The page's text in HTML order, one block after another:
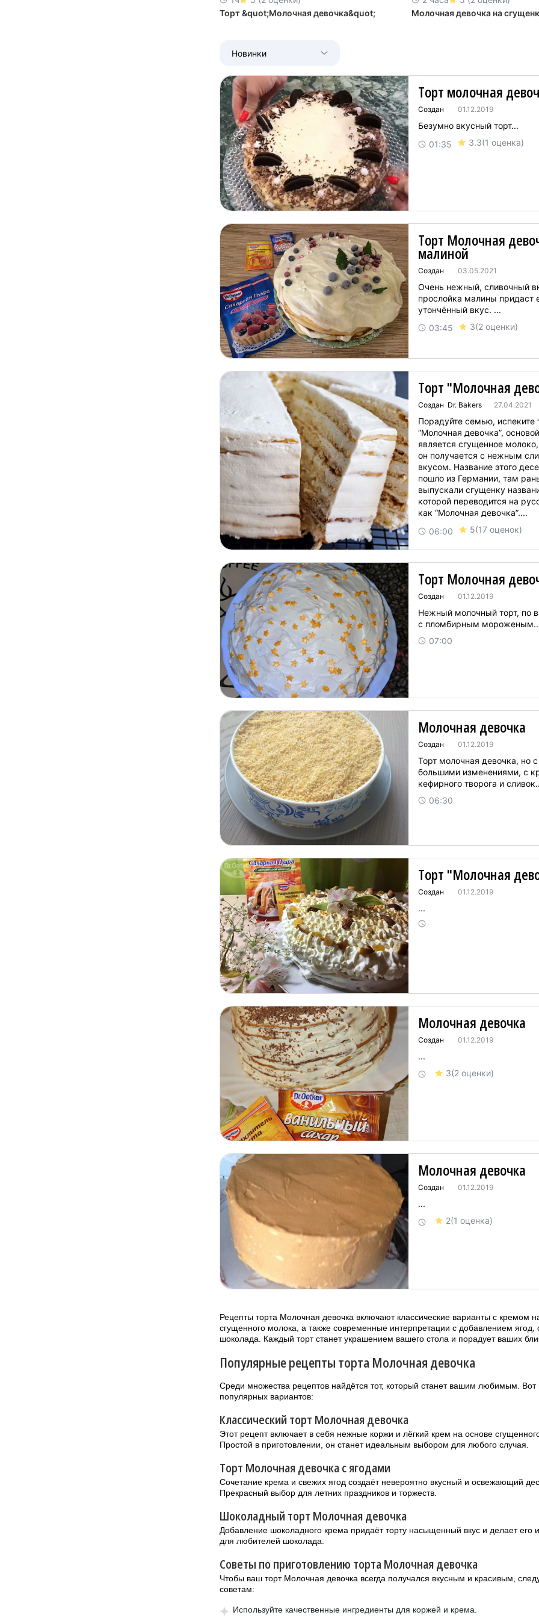
Торт &quot;Молочная девочка&quot;
Молочная девочка на
Новинки
Торт молочная
Создан 01.12.2019
01:35 3.3(1 оценка)
Безумно вкусный торт...
Торт Молочная
малиной
Создан 03.05.2021
03:45 3(2 оценки)
Очень нежный, сливочный
прослойка малины придаст
утончённый вкус. ...
Торт "Молочная
Создан Dr. Bakers 27.04.2021
06:00 5(17 оценок)
Порадуйте семью, испеките
“Молочная девочка”,
является сгущенное
он получается с нежным
вкусом. Название этого
пошло из Германии, там
выпускали сгущенку
которой переводится на
как “Молочная девочка”....
Торт Молочная
Создан 01.12.2019
07:00
Нежный молочный торт, по
с пломбирным
Молочная девочка
Создан 01.12.2019
06:30
Торт молочная девочка, но
большими изменениями, с
кефирного творога и
Торт "Молочная
Создан 01.12.2019
...
Молочная девочка
Создан 01.12.2019
3(2 оценки)
...
Молочная девочка
Создан 01.12.2019
2(1 оценка)
...
Рецепты торта Молочная девочка включают классические варианты с кремом
сгущенного молока, а также современные интерпретации с добавлением ягод,
шоколада. Каждый торт станет украшением вашего стола и порадует ваших
Популярные рецепты торта Молочная девочка
Среди множества рецептов найдётся тот, который станет вашим любимым. Вот
популярных вариантов:
Классический торт Молочная девочка
Этот рецепт включает в себя нежные коржи и лёгкий крем на основе
Простой в приготовлении, он станет идеальным выбором для любого случая.
Торт Молочная девочка с ягодами
Сочетание крема и свежих ягод создаёт невероятно вкусный и освежающий
Прекрасный выбор для летних праздников и торжеств.
Шоколадный торт Молочная девочка
Добавление шоколадного крема придаёт торту насыщенный вкус и делает его
для любителей шоколада.
Советы по приготовлению торта Молочная девочка
Чтобы ваш торт Молочная девочка всегда получался вкусным и красивым,
советам:
Используйте качественные ингредиенты для коржей и крема.